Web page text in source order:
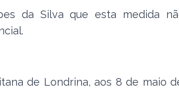
da Silva que esta medida
de Londrina, aos 8 de maio